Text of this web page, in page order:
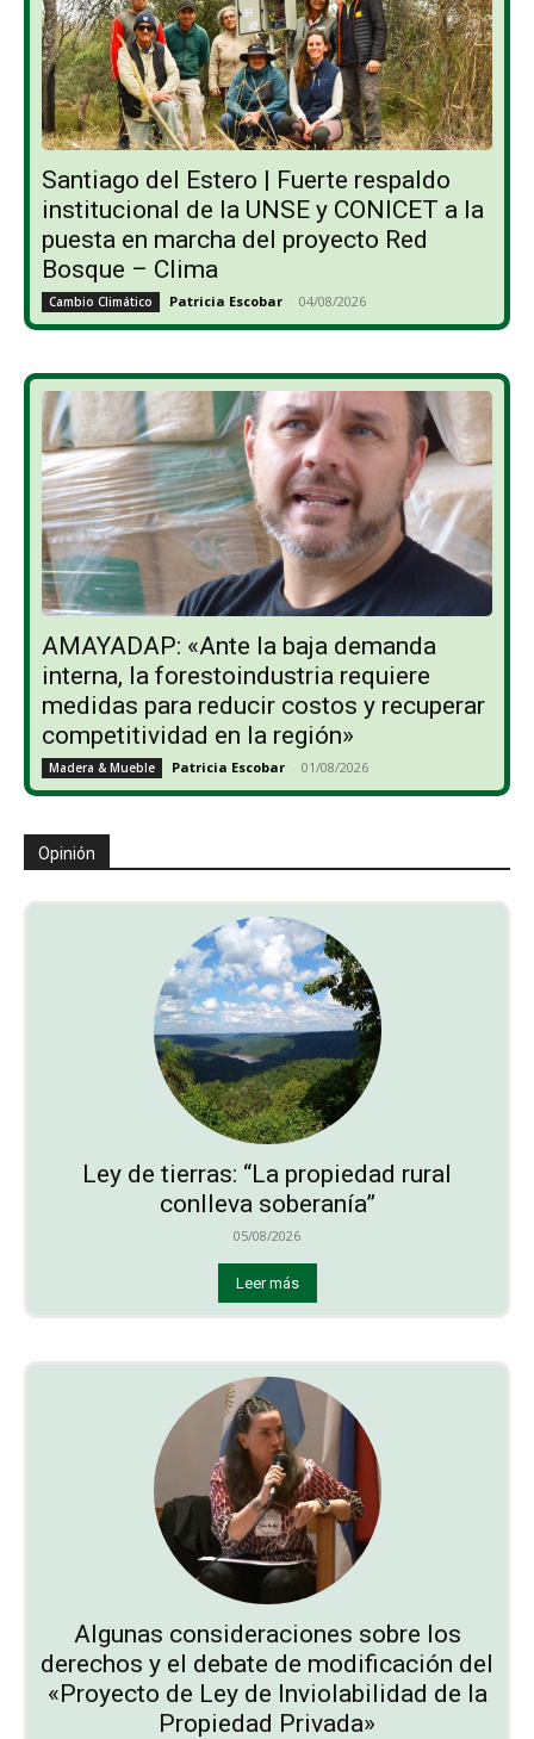
Santiago del Estero | Fuerte respaldo
institucional de la UNSE y CONICET a la
puesta en marcha del proyecto Red
Bosque – Clima
Cambio Climático Patricia Escobar - 04/08/2026
AMAYADAP: «Ante la baja demanda
interna, la forestoindustria requiere
medidas para reducir costos y recuperar
competitividad en la región»
Madera & Mueble Patricia Escobar - 01/08/2026
Opinión
Ley de tierras: “La propiedad rural
conlleva soberanía”
05/08/2026
Leer más
Algunas consideraciones sobre los
derechos y el debate de modificación del
«Proyecto de Ley de Inviolabilidad de la
Propiedad Privada»